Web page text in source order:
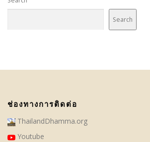
Search
ช่องทางการติดต่อ
ThailandDhamma.org
Youtube